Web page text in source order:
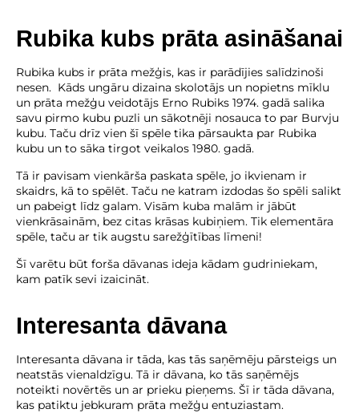
Rubika kubs prāta asināšanai
Rubika kubs ir prāta mežģis, kas ir parādījies salīdzinoši
nesen. Kāds ungāru dizaina skolotājs un nopietns mīklu
un prāta mežģu veidotājs Erno Rubiks 1974. gadā salika
savu pirmo kubu puzli un sākotnēji nosauca to par Burvju
kubu. Taču drīz vien šī spēle tika pārsaukta par Rubika
kubu un to sāka tirgot veikalos 1980. gadā.
Tā ir pavisam vienkārša paskata spēle, jo ikvienam ir
skaidrs, kā to spēlēt. Taču ne katram izdodas šo spēli salikt
un pabeigt līdz galam. Visām kuba malām ir jābūt
vienkrāsainām, bez citas krāsas kubiņiem. Tik elementāra
spēle, taču ar tik augstu sarežģītības līmeni!
Šī varētu būt forša dāvanas ideja kādam gudriniekam,
kam patīk sevi izaicināt.
Interesanta dāvana
Interesanta dāvana ir tāda, kas tās saņēmēju pārsteigs un
neatstās vienaldzīgu. Tā ir dāvana, ko tās saņēmējs
noteikti novērtēs un ar prieku pieņems. Šī ir tāda dāvana,
kas patiktu jebkuram prāta mežģu entuziastam.